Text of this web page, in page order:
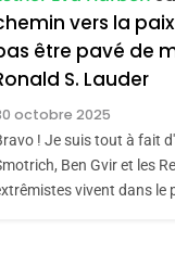
POURQUOI JE
REVENDIQUE
JUDAÏTE Par
Zrihen-Dvir
ISRAÉL JUDAISME
CE QUI NOUS
MANQUE –
Hadida
JUDAISME
Maroc : Les
vers la
être pavé de
S. Lauder
octobre 2025
! Je suis tout à fait
Ben Gvir et les
vivent dans le